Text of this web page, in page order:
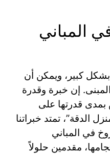
المباني
كبير، ويمكن أن
إن خبرة وقدرة
قدرتها على
الدقة”، تمتد خبراتنا
في المباني
مقدمين حلولاً